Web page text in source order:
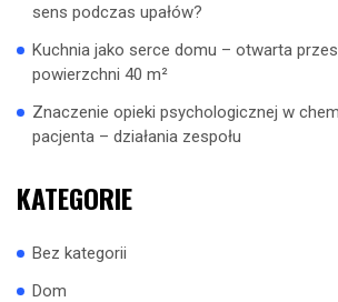
sens podczas upałów?
Kuchnia jako serce domu – otwarta
powierzchni 40 m²
Znaczenie opieki psychologicznej w
pacjenta – działania zespołu
KATEGORIE
Bez kategorii
Dom